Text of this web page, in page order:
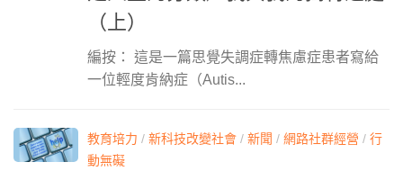
（上）
編按： 這是一篇思覺失調症轉焦慮症患者寫給
一位輕度肯納症（Autis...
教育培力 / 新科技改變社會 / 新聞 / 網路社群經營 / 行
動無礙